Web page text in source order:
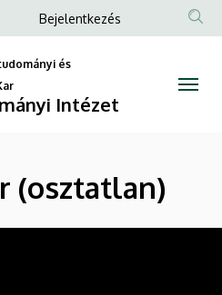
Anonim
fiók
menüje
Bejelentkezés
és
Intézet
(osztatlan)